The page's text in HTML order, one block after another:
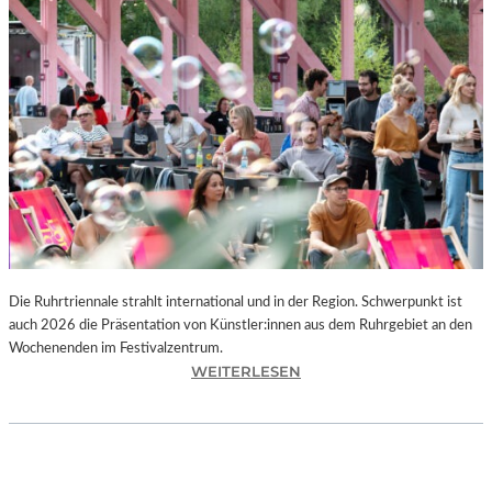
E
K
U
N
S
T
W
E
R
K
L
N
D
Die Ruhrtriennale strahlt international und in der Region. Schwerpunkt ist
auch 2026 die Präsentation von Künstler:innen aus dem Ruhrgebiet an den
Wochenenden im Festivalzentrum.
WEITERLESEN